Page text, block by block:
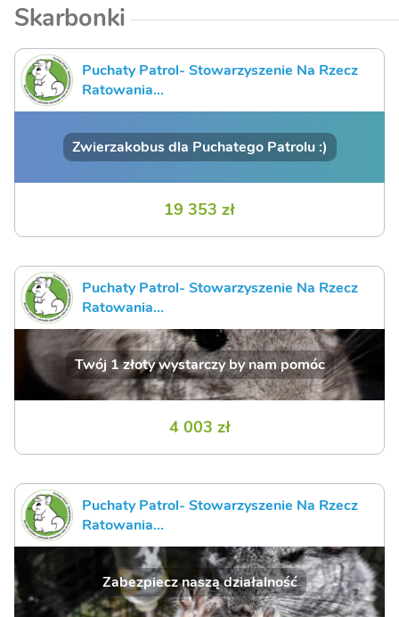
Skarbonki
Puchaty Patrol- Stowarzyszenie Na Rzecz
Ratowania...
Zwierzakobus dla Puchatego Patrolu :)
19 353 zł
Puchaty Patrol- Stowarzyszenie Na Rzecz
Ratowania...
Twój 1 złoty wystarczy by nam pomóc
4 003 zł
Puchaty Patrol- Stowarzyszenie Na Rzecz
Ratowania...
Zabezpiecz naszą działalność